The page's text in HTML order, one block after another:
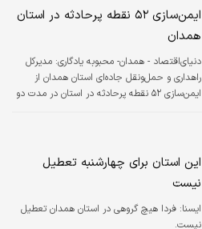
ایمن‌سازی ۵۲ نقطه پرحادثه در استان
همدان
دنیای‌اقتصاد - همدان- محبوبه یادگاری: مدیرکل
راهداری و حمل‌ونقل جاده‌‌‌ای استان همدان از
ایمن‌سازی ۵۲ نقطه پرحادثه در استان در مدت دو
این استان برای چهارشنبه تعطیل
نیست
ايسنا: فردا هیچ گروهی در استان همدان تعطیل
نیست.